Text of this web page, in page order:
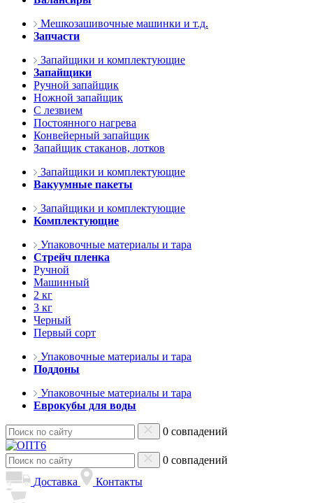
Мешкозашивочные машинки и т.д.
Запчасти
Запайщики и комплектующие
Запайщики
Ручной запайщик
Ножной запайщик
С лезвием
Постоянного нагрева
Конвейерный запайщик
Запайщик стаканов, лотков
Запайщики и комплектующие
Вакуумные пакеты
Запайщики и комплектующие
Комплектующие
Упаковочные материалы и тара
Стрейч пленка
Ручной
Машинный
2 кг
3 кг
Черный
Первый сорт
Упаковочные материалы и тара
Поддоны
Упаковочные материалы и тара
Еврокубы для воды
0 совпадений
0 совпадений
Доставка
Контакты